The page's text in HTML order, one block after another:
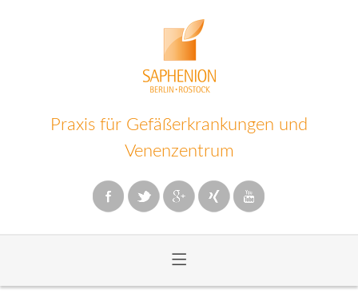
Praxis für Gefäßerkrankungen und
Venenzentrum
≡